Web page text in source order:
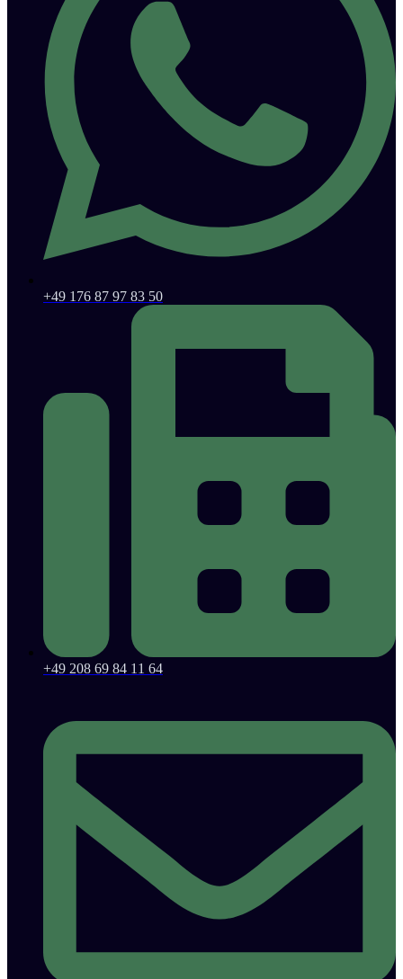
+49 176 87 97 83 50
+49 208 69 84 11 64